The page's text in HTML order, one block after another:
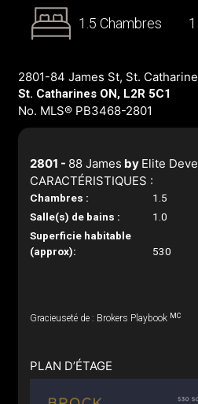
1.5 Chambres 1
2801-84 James St, St.
St. Catharines ON, L2R 5C1
No. MLS® PB3468-2801
2801 - 88 James by Elite
CARACTÉRISTIQUES :
Chambres :
1.5
Salle(s) de bains :
1.0
Superficie habitable
(approx):
530
Gracieuseté de : Brokers Playbook MC
PLAN D’ÉTAGE